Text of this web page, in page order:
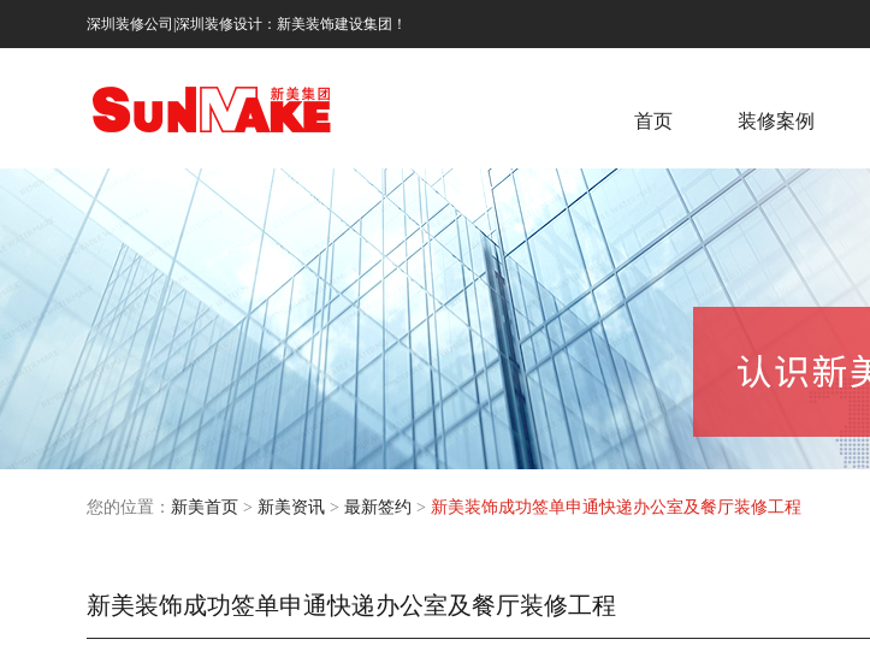
深圳装修公司|深圳装修设计：新美装饰建设集团！
首页 装修案例
您的位置： 新美首页 > 新美资讯 > 最新签约 > 新美装饰成功签单申通快递办公室及餐厅装修工程
新美装饰成功签单申通快递办公室及餐厅装修工程